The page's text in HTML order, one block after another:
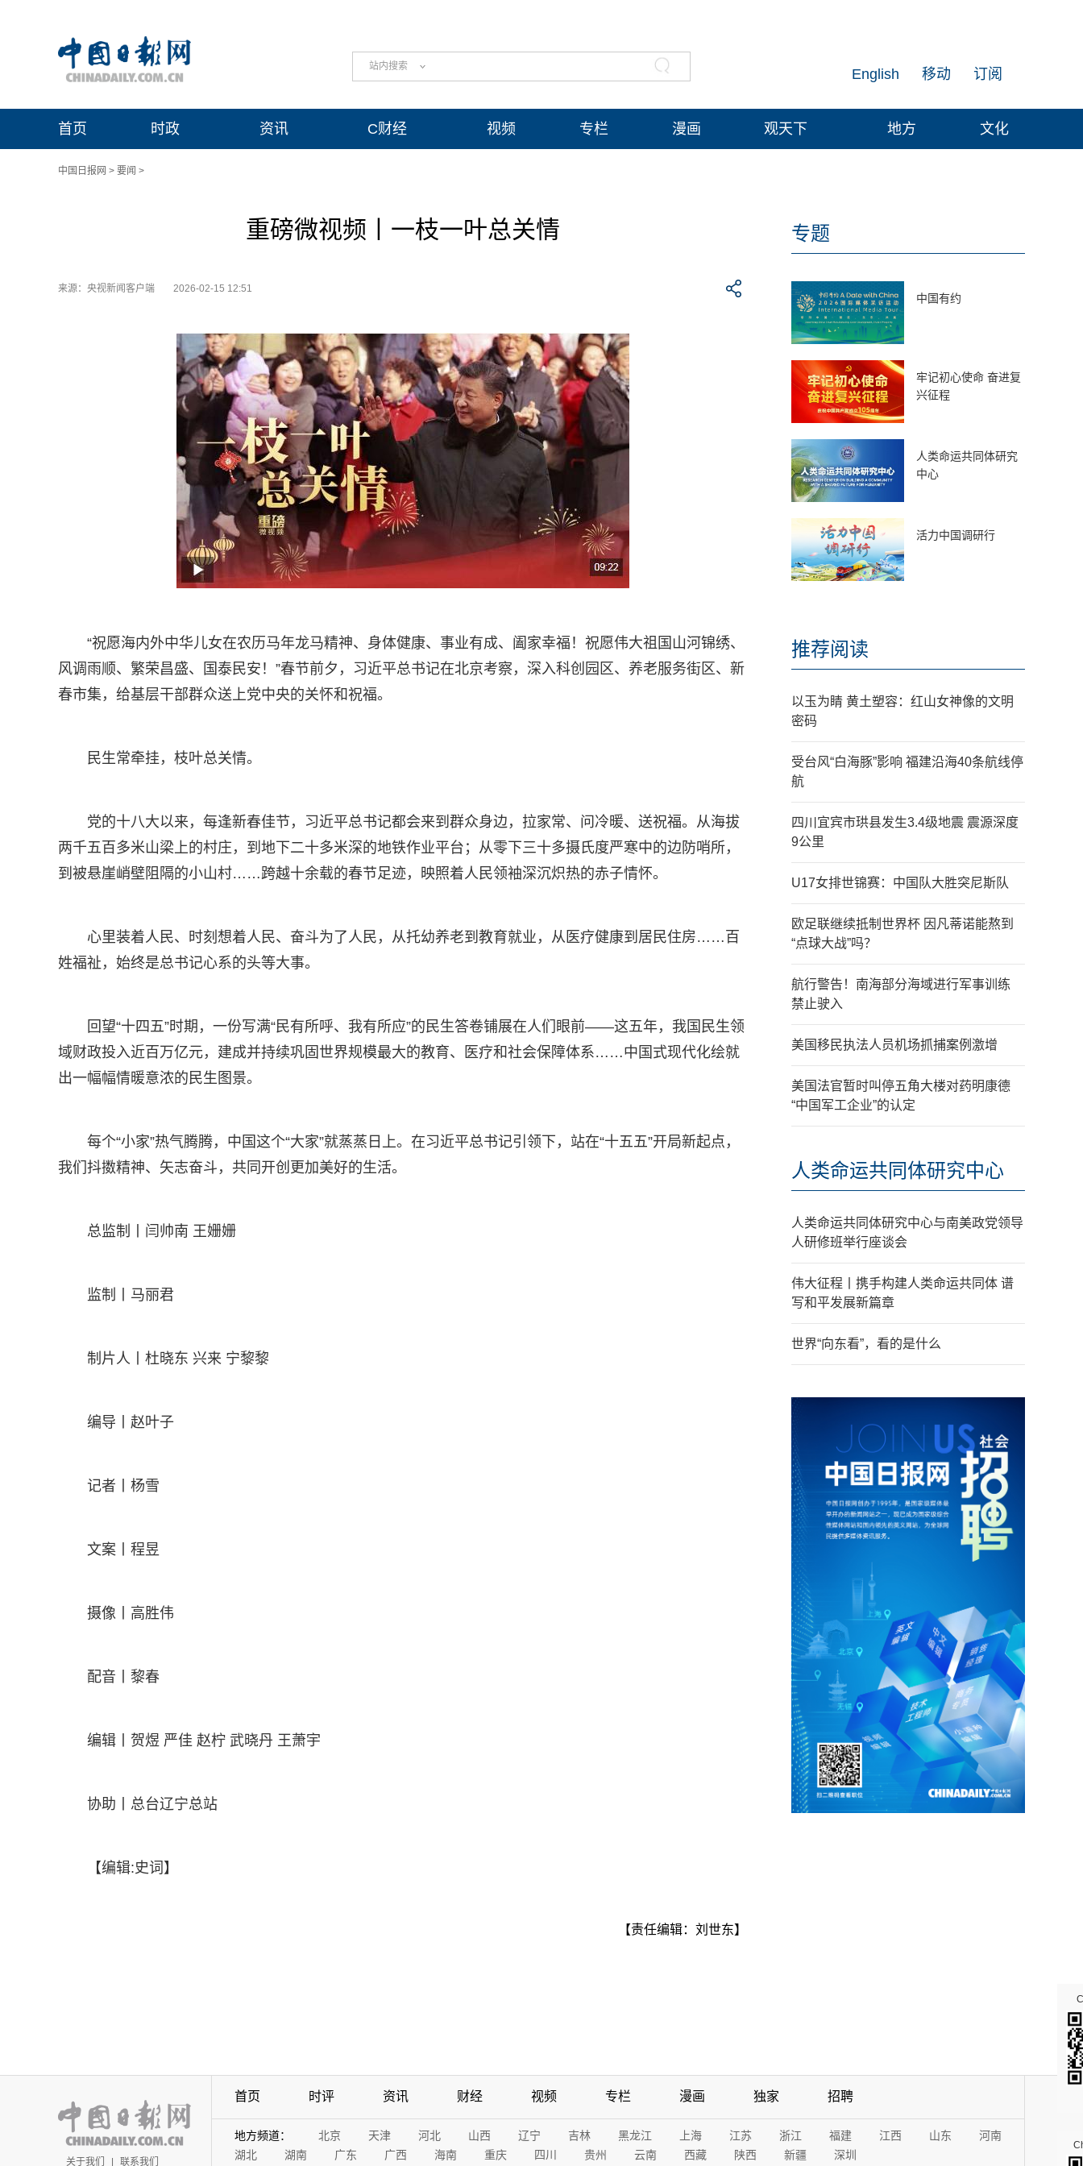
站内搜索 订阅
移动
English
首页 时政 资讯 C财经 视频 专栏 漫画 观天下 地方 文化
中国日报网 > 要闻 >
重磅微视频丨一枝一叶总关情
来源：央视新闻客户端 2026-02-15 12:51
“祝愿海内外中华儿女在农历马年龙马精神、身体健康、事业有成、阖家幸福！祝愿伟大祖国山河锦绣、
风调雨顺、繁荣昌盛、国泰民安！”春节前夕，习近平总书记在北京考察，深入科创园区、养老服务街区、新
春市集，给基层干部群众送上党中央的关怀和祝福。
民生常牵挂，枝叶总关情。
党的十八大以来，每逢新春佳节，习近平总书记都会来到群众身边，拉家常、问冷暖、送祝福。从海拔
两千五百多米山梁上的村庄，到地下二十多米深的地铁作业平台；从零下三十多摄氏度严寒中的边防哨所，
到被悬崖峭壁阻隔的小山村……跨越十余载的春节足迹，映照着人民领袖深沉炽热的赤子情怀。
心里装着人民、时刻想着人民、奋斗为了人民，从托幼养老到教育就业，从医疗健康到居民住房……百
姓福祉，始终是总书记心系的头等大事。
回望“十四五”时期，一份写满“民有所呼、我有所应”的民生答卷铺展在人们眼前——这五年，我国民生领
域财政投入近百万亿元，建成并持续巩固世界规模最大的教育、医疗和社会保障体系……中国式现代化绘就
出一幅幅情暖意浓的民生图景。
每个“小家”热气腾腾，中国这个“大家”就蒸蒸日上。在习近平总书记引领下，站在“十五五”开局新起点，
我们抖擞精神、矢志奋斗，共同开创更加美好的生活。
总监制丨闫帅南 王姗姗
监制丨马丽君
制片人丨杜晓东 兴来 宁黎黎
编导丨赵叶子
记者丨杨雪
文案丨程昱
摄像丨高胜伟
配音丨黎春
编辑丨贺煜 严佳 赵柠 武晓丹 王萧宇
协助丨总台辽宁总站
【编辑:史词】
【责任编辑：刘世东】
专题
中国有约
牢记初心使命 奋进复
兴征程
人类命运共同体研究
中心
活力中国调研行
推荐阅读
以玉为睛 黄土塑容：红山女神像的文明
密码
受台风“白海豚”影响 福建沿海40条航线停
航
四川宜宾市珙县发生3.4级地震 震源深度
9公里
U17女排世锦赛：中国队大胜突尼斯队
欧足联继续抵制世界杯 因凡蒂诺能熬到
“点球大战”吗？
航行警告！南海部分海域进行军事训练
禁止驶入
美国移民执法人员机场抓捕案例激增
美国法官暂时叫停五角大楼对药明康德
“中国军工企业”的认定
人类命运共同体研究中心
人类命运共同体研究中心与南美政党领导
人研修班举行座谈会
伟大征程丨携手构建人类命运共同体 谱
写和平发展新篇章
世界“向东看”，看的是什么
关于我们 | 联系我们
首页 时评 资讯 财经 视频 专栏 漫画 独家 招聘
地方频道： 北京 天津 河北 山西 辽宁 吉林 黑龙江 上海 江苏 浙江 福建 江西 山东
河南
湖北
湖南 广东 广西 海南 重庆 四川 贵州 云南 西藏 陕西 新疆 深圳